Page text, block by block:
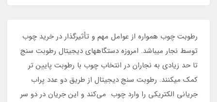
رطوبت چوب همواره از عوامل مهم و تأثیرگذار در خرید چوب
توسط نجار میباشد. امروزه دستگاههای دیجیتال رطوبت سنج
تا حد زیادی به نجاران در انتخاب چوب با رطوبت پایین تر
کمک میکنند. رطوبت سنج دیجیتال از طریق دو عدد پراب
جریانی الکتریکی را وارد چوب می‌کند و این جریان در دو سر